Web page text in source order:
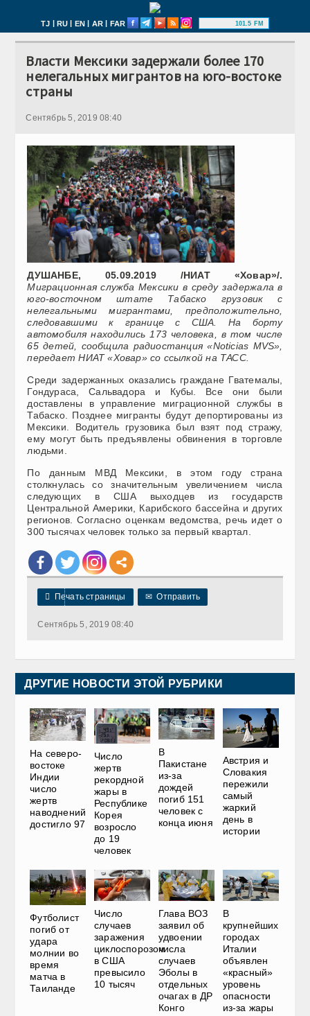
TJ | RU | EN | AR | FAR 101.5 FM
Власти Мексики задержали более 170
нелегальных мигрантов на юго-востоке
страны
Сентябрь 5, 2019 08:40
ДУШАНБЕ, 05.09.2019 /НИАТ «Ховар»/.
Миграционная служба Мексики в среду задержала в
юго-восточном штате Табаско грузовик с
нелегальными мигрантами, предположительно,
следовавшими к границе с США. На борту
автомобиля находились 173 человека, в том числе
65 детей, сообщила радиостанция «Noticias MVS»,
передает НИАТ «Ховар» со ссылкой на ТАСС.
Среди задержанных оказались граждане Гватемалы,
Гондураса, Сальвадора и Кубы. Все они были
доставлены в управление миграционной службы в
Табаско. Позднее мигранты будут депортированы из
Мексики. Водитель грузовика был взят под стражу,
ему могут быть предъявлены обвинения в торговле
людьми.
По данным МВД Мексики, в этом году страна
столкнулась со значительным увеличением числа
следующих в США выходцев из государств
Центральной Америки, Карибского бассейна и других
регионов. Согласно оценкам ведомства, речь идет о
300 тысячах человек только за первый квартал.
 Печать страницы ✉ Отправить
Сентябрь 5, 2019 08:40
ДРУГИЕ НОВОСТИ ЭТОЙ РУБРИКИ
На северо-
востоке
Индии
число
жертв
наводнений
достигло 97
Число
жертв
рекордной
жары в
Республике
Корея
возросло
до 19
человек
В
Пакистане
из-за
дождей
погиб 151
человек с
конца июня
Австрия и
Словакия
пережили
самый
жаркий
день в
истории
Футболист
погиб от
удара
молнии во
время
матча в
Таиланде
Число
случаев
заражения
циклоспорозом
в США
превысило
10 тысяч
Глава ВОЗ
заявил об
удвоении
числа
случаев
Эболы в
отдельных
очагах в ДР
Конго
В
крупнейших
городах
Италии
объявлен
«красный»
уровень
опасности
из-за жары